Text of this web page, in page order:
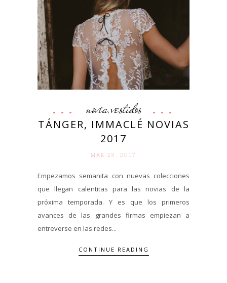
novia,vestidos
TÁNGER, IMMACLÉ NOVIAS
2017
MAR 28. 2017
Empezamos semanita con nuevas colecciones
que llegan calentitas para las novias de la
próxima temporada. Y es que los primeros
avances de las grandes firmas empiezan a
entreverse en las redes...
CONTINUE READING